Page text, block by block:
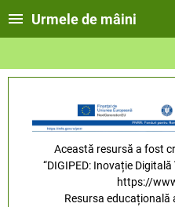
Urmele de mâini
Această resursă a fost
“DIGIPED: Inovație
https://
Resursa educațională